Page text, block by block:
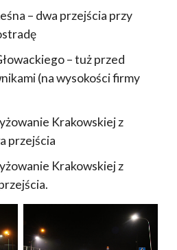
– dwa przejścia przy
– tuż przed
(na wysokości firmy
Krakowskiej z
przejścia
Krakowskiej z